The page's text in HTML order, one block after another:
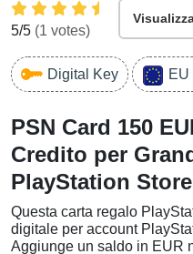
5/5 (1 votes)
Digital Key EU
PSN Card 150
Credito per
PlayStation Store
Questa carta regalo
digitale per account
Aggiunge un saldo in EUR